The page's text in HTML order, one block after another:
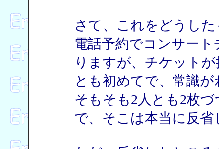
さて、これをどうし
電話予約でコンサー
りますが、チケット
とも初めてで、常識
そもそも2人とも2枚
で、そこは本当に反省